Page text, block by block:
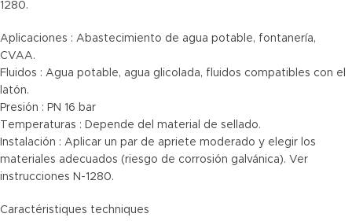
1280.
Aplicaciones : Abastecimiento de agua potable, fontanería,
CVAA.
Fluidos : Agua potable, agua glicolada, fluidos compatibles con el
latón.
Presión : PN 16 bar
Temperaturas : Depende del material de sellado.
Instalación : Aplicar un par de apriete moderado y elegir los
materiales adecuados (riesgo de corrosión galvánica). Ver
instrucciones N-1280.
Caractéristiques techniques